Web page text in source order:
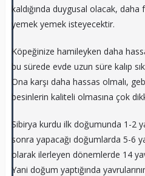
kaldığında duygusal olacak,
yemek yemek isteyecektir.
Köpeğinize hamileyken daha
bu sürede evde uzun süre kalıp
Ona karşı daha hassas olmalı,
besinlerin kaliteli olmasına çok
Sibirya kurdu ilk doğumunda 1-2
sonra yapacağı doğumlarda 5-6
olarak ilerleyen dönemlerde 14
Yani doğum yaptığında